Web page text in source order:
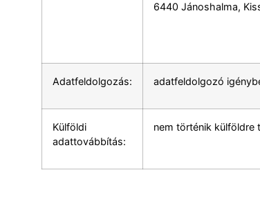
6440 Jánoshalma,
Adatfeldolgozás: adatfeldolgozó
Külföldi
adattovábbítás:
nem történik külföldre